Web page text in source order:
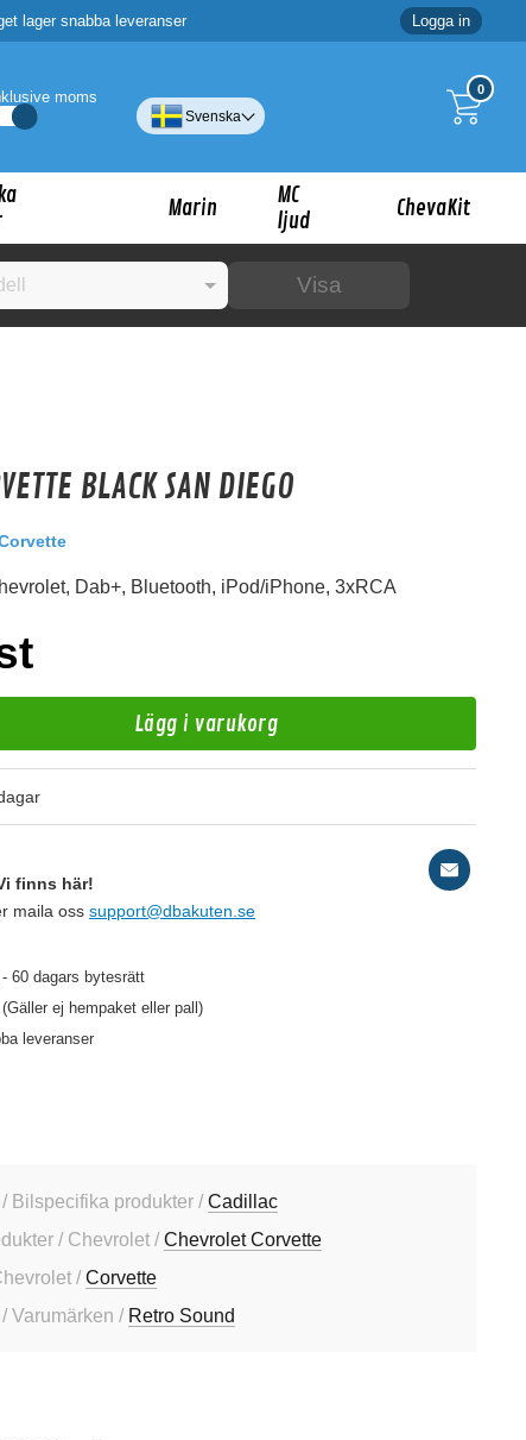
lager snabba leveranser Logga in
0
moms
Svenska
Marin
MC
ljud
ChevaKit
Visa
BLACK SAN DIEGO
Dab+, Bluetooth, iPod/iPhone, 3xRCA
Lägg i varukorg
finns här!
maila oss support@dbakuten.se
60 dagars bytesrätt
ej hempaket eller pall)
leveranser
Bilspecifika produkter /Cadillac
/ Chevrolet /Chevrolet Corvette
/Corvette
Varumärken / Retro Sound